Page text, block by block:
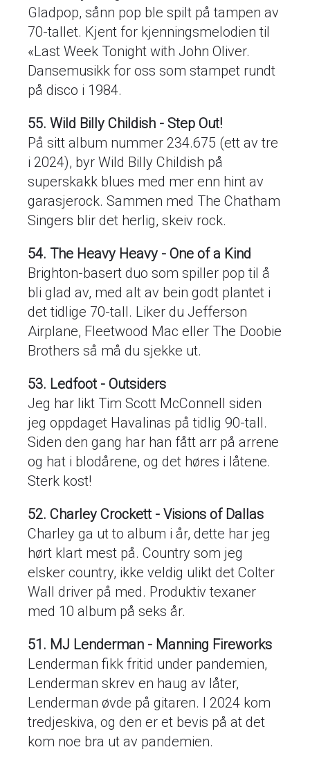
Gladpop, sånn pop ble spilt på tampen av
70-tallet. Kjent for kjenningsmelodien til
«Last Week Tonight with John Oliver.
Dansemusikk for oss som stampet rundt
på disco i 1984.
55. Wild Billy Childish - Step Out!
På sitt album nummer 234.675 (ett av tre
i 2024), byr Wild Billy Childish på
superskakk blues med mer enn hint av
garasjerock. Sammen med The Chatham
Singers blir det herlig, skeiv rock.
54. The Heavy Heavy - One of a Kind
Brighton-basert duo som spiller pop til å
bli glad av, med alt av bein godt plantet i
det tidlige 70-tall. Liker du Jefferson
Airplane, Fleetwood Mac eller The Doobie
Brothers så må du sjekke ut.
53. Ledfoot - Outsiders
Jeg har likt Tim Scott McConnell siden
jeg oppdaget Havalinas på tidlig 90-tall.
Siden den gang har han fått arr på arrene
og hat i blodårene, og det høres i låtene.
Sterk kost!
52. Charley Crockett - Visions of Dallas
Charley ga ut to album i år, dette har jeg
hørt klart mest på. Country som jeg
elsker country, ikke veldig ulikt det Colter
Wall driver på med. Produktiv texaner
med 10 album på seks år.
51. MJ Lenderman - Manning Fireworks
Lenderman fikk fritid under pandemien,
Lenderman skrev en haug av låter,
Lenderman øvde på gitaren. I 2024 kom
tredjeskiva, og den er et bevis på at det
kom noe bra ut av pandemien.